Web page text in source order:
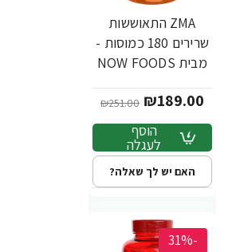
ZMA התאוששות
שרירים 180 כמוסות -
מבית NOW FOODS
₪189.00
₪251.00
הוסף
לעגלה
האם יש לך שאלה?
-31%